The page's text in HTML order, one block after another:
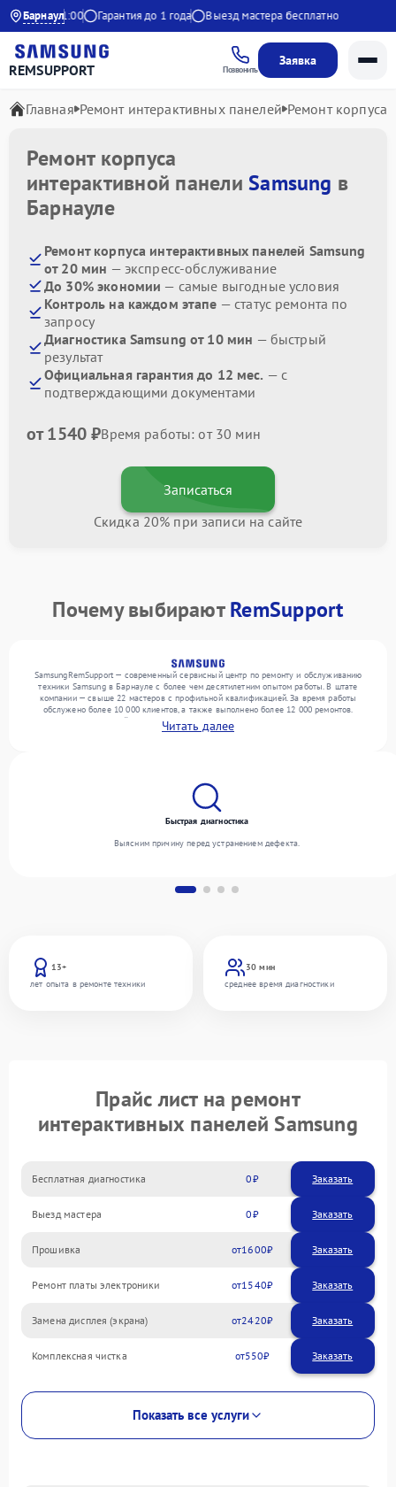
Барнаул
до 21:00 Гарантия до 1 года Выезд мастера бесплатно
REMSUPPORT Позвонить
Заявка
Главная Ремонт интерактивных панелей Ремонт корпуса
Ремонт корпуса
интерактивной панелиSamsung в
Барнауле
Ремонт корпуса интерактивных панелей Samsung
от 20 мин — экспресс-обслуживание
До 30% экономии — самые выгодные условия
Контроль на каждом этапе — статус ремонта по
запросу
Диагностика Samsung от 10 мин — быстрый
результат
Официальная гарантия до 12 мес. — с
подтверждающими документами
от 1540 ₽Время работы: от 30 мин
Записаться
Скидка 20% при записи на сайте
Почему выбираютRemSupport
SamsungRemSupport — современный сервисный центр по ремонту и обслуживанию
техники Samsung в Барнауле с более чем десятилетним опытом работы. В штате
компании — свыше 22 мастеров с профильной квалификацией. За время работы
обслужено более 10 000 клиентов, а также выполнено более 12 000 ремонтов.
Ежемесячно в сервисный центр поступает свыше 300 единиц техники, включая , , . Мы
работаем с широким спектром неисправностей и поддерживаем высокий стандарт
Читать далее
13+
лет опыта в ремонте техники
30 мин
среднее время диагностики
Быстрая диагностика
Выясним причину перед устранением дефекта.
Прайс лист на ремонт
интерактивных панелей Samsung
Бесплатная диагностика 0 Заказать
Выезд мастера 0 Заказать
Прошивка 1600
Ремонт платы электроники 1540
Замена дисплея (экрана) 2420
Комплексная чистка 550
Показать все услуги